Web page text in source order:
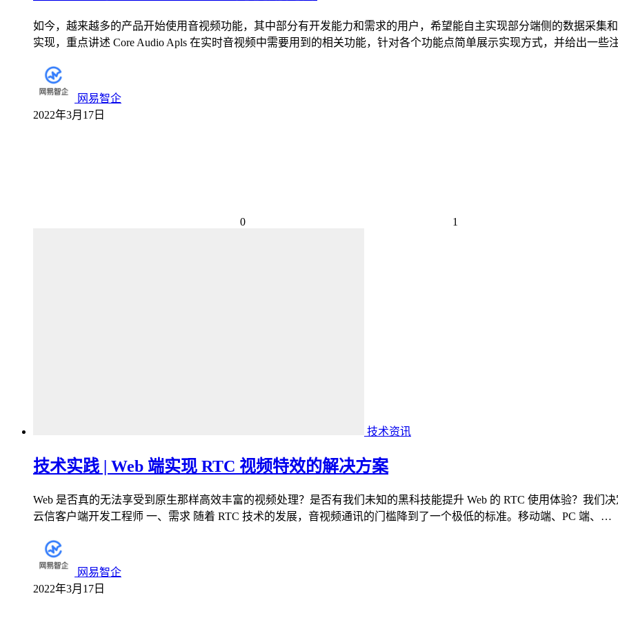
如今，越来越多的产品开始使用音视频功能，其中部分有开发能力和需求的用户，希望能自主实现部分端侧的数据采集
实现，重点讲述 Core Audio Apls 在实时音视频中需要用到的相关功能，针对各个功能点简单展示实现方式，并给出一些
网易智企
2022年3月17日
0 1
技术资讯
技术实践 | Web 端实现 RTC 视频特效的解决方案
Web 是否真的无法享受到原生那样高效丰富的视频处理？是否有我们未知的黑科技能提升 Web 的 RTC 使用体验？我们
云信客户端开发工程师 一、需求 随着 RTC 技术的发展，音视频通讯的门槛降到了一个极低的标准。移动端、PC 端、…
网易智企
2022年3月17日